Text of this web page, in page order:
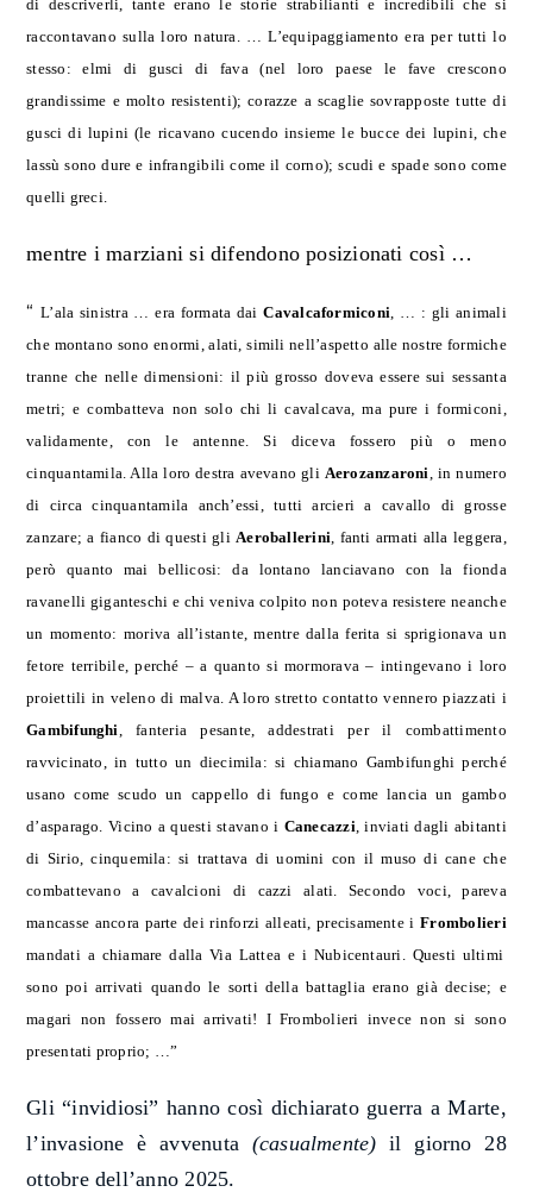
di descriverli, tante erano le storie strabilianti e incredibili che si
raccontavano sulla loro natura.
…L’equipaggiamento era per tutti lo
stesso: elmi di gusci di fava (nel loro paese le fave crescono
grandissime e molto resistenti); corazze a scaglie sovrapposte tutte di
gusci di lupini (le ricavano cucendo insieme le bucce dei lupini, che
lassù sono dure e infrangibili come il corno); scudi e spade sono come
quelli greci.
mentre i marziani si difendono posizionati così …
“L’ala sinistra …era formata daiCavalcaformiconi
: gli animali
che montano sono enormi, alati, simili nell’aspetto alle nostre formiche
tranne che nelle dimensioni: il più grosso doveva essere sui sessanta
metri; e combatteva non solo chi li cavalcava, ma pure i formiconi,
validamente, con le antenne. Si diceva fossero più o meno
cinquantamila. Alla loro destra avevano gli Aerozanzaroni , in numero
di circa cinquantamila anch’essi, tutti arcieri a cavallo di grosse
zanzare; a fianco di questi gli Aeroballerini , fanti armati alla leggera,
però quanto mai bellicosi: da lontano lanciavano con la fionda
ravanelli giganteschi e chi veniva colpito non poteva resistere neanche
un momento: moriva all’istante, mentre dalla ferita si sprigionava un
fetore terribile, perché – a quanto si mormorava – intingevano i loro
proiettili in veleno di malva. A loro stretto contatto vennero piazzati i
Gambifunghi
, fanteria pesante, addestrati per il combattimento
ravvicinato, in tutto un diecimila: si chiamano Gambifunghi perché
usano come scudo un cappello di fungo e come lancia un gambo
d’asparago. Vicino a questi stavano i Canecazzi , inviati dagli abitanti
di Sirio, cinquemila: si trattava di uomini con il muso di cane che
combattevano a cavalcioni di cazzi alati. Secondo voci, pareva
mancasse ancora parte dei rinforzi alleati, precisamente iFrombolieri
mandati a chiamare dalla Via Lattea e i Nubicentauri. Questi ultimi
sono poi arrivati quando le sorti della battaglia erano già decise; e
magari non fossero mai arrivati! I Frombolieri invece non si sono
presentati proprio;
…”
Gli “invidiosi” hanno così dichiarato guerra a Marte,
l’invasione è avvenuta (casualmente) il giorno 28
ottobre dell’anno 2025.